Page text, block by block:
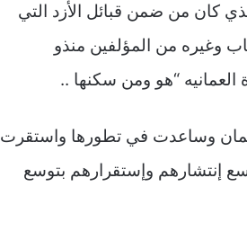
كان من ضمن قبائل الأزد التي
وغيره من المؤلفين منذو
“هو ومن سكنها ..
وساعدت في تطورها واستقرت
إنتشارهم وإستقرارهم بتوسع